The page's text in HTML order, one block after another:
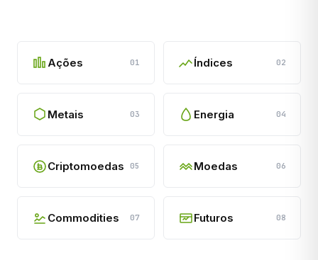
Ações 01 Índices 02
Metais 03 Energia 04
Criptomoedas 05 Moedas 06
Commodities 07 Futuros 08